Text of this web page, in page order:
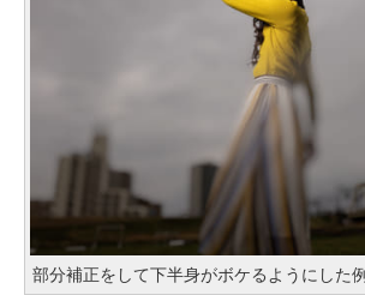
部分補正をして下半身がボケるようにした例